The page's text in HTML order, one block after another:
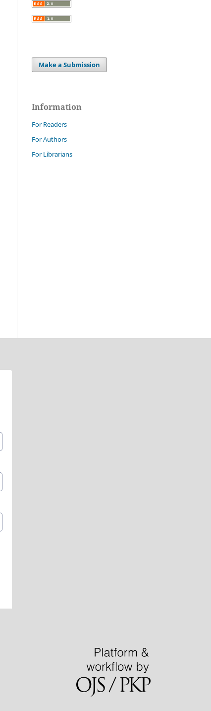
Make a Submission
Information
For Readers
For Authors
For Librarians